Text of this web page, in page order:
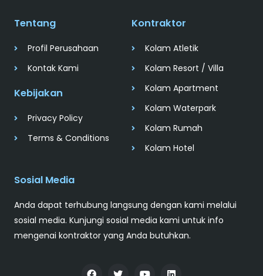
Tentang
Profil Perusahaan
Kontak Kami
Kebijakan
Privacy Policy
Terms & Conditions
Kontraktor
Kolam Atletik
Kolam Resort / Villa
Kolam Apartment
Kolam Waterpark
Kolam Rumah
Kolam Hotel
Sosial Media
Anda dapat terhubung langsung dengan kami melalui
sosial media. Kunjungi sosial media kami untuk info
mengenai kontraktor yang Anda butuhkan.